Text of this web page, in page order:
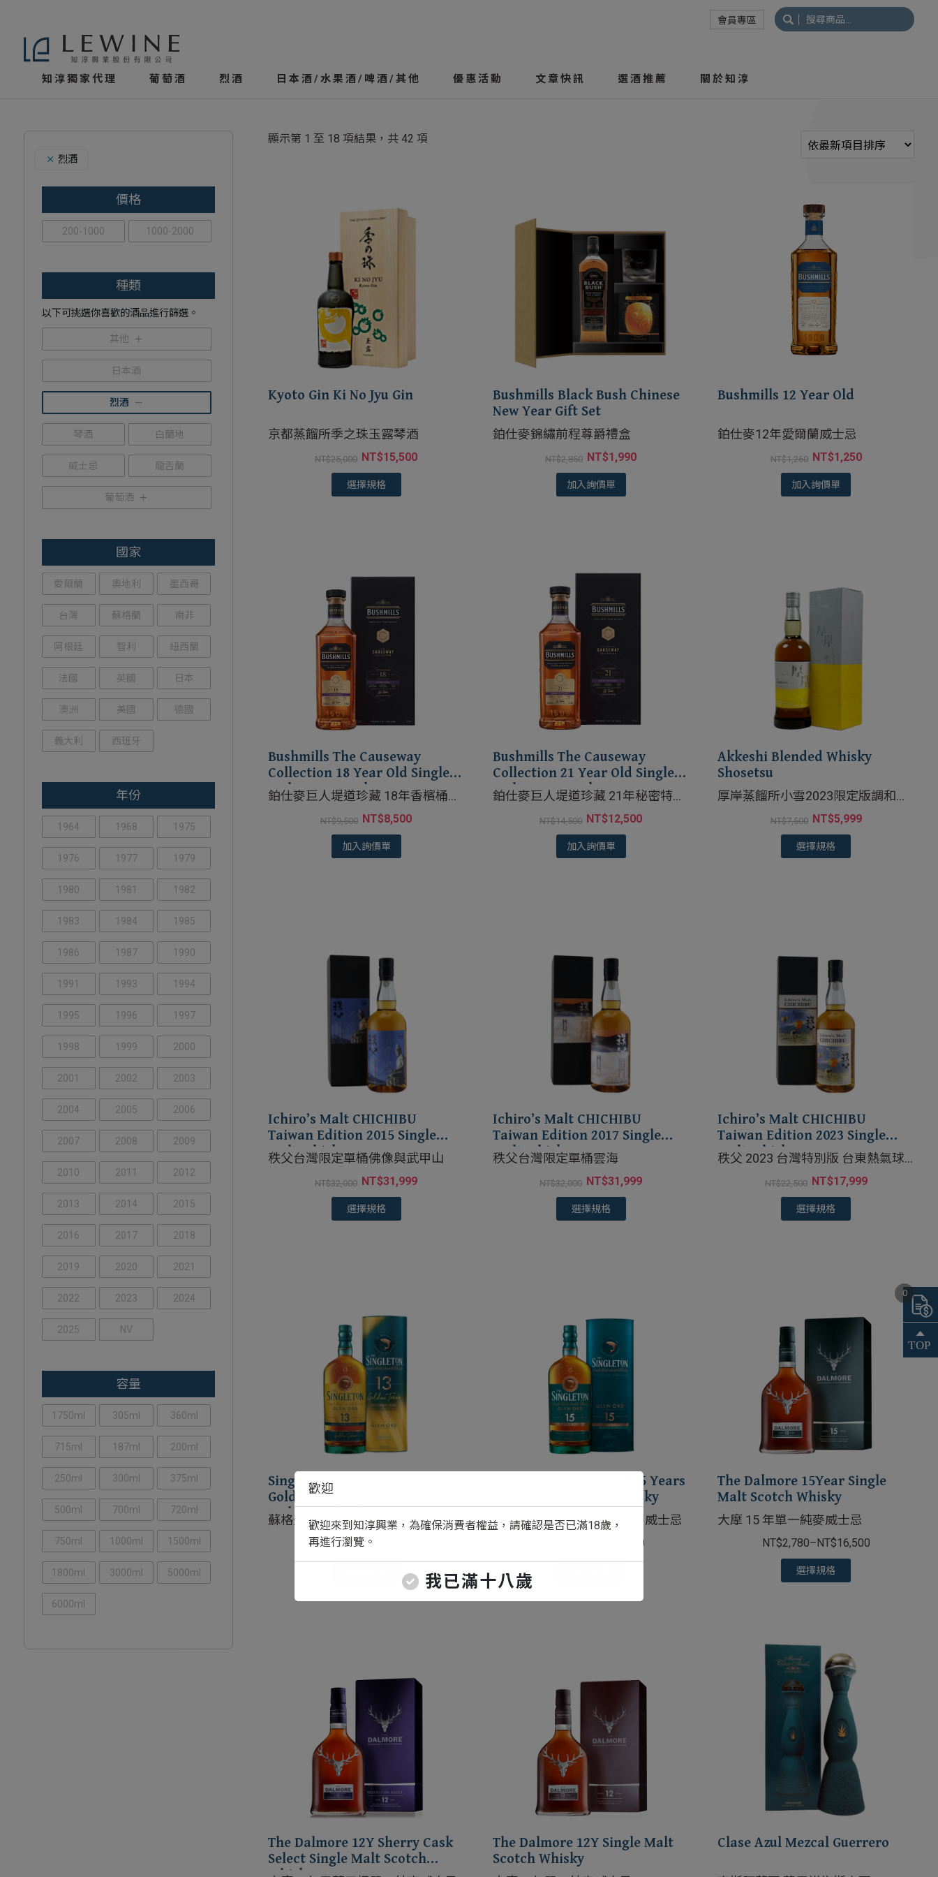
會員專區
搜
尋
歡迎
歡迎來到知淳興業，為確保消費者權益，請確認是否已滿18歲，
再進行瀏覽。
我已滿十八歲
知淳獨家代理 葡萄酒 烈酒 日本酒/水果酒/啤酒/其他 優惠活動 文章快訊 選酒推薦 關於知淳
烈酒
價格
200-1000 1000-2000
種類
以下可挑選你喜歡的酒品進行篩選。
其他
日本酒
烈酒
琴酒 白蘭地
威士忌 龍舌蘭
葡萄酒
國家
愛爾蘭 奧地利 墨西哥
台灣 蘇格蘭 南非
阿根廷 智利 紐西蘭
法國 英國 日本
澳洲 美國 德國
義大利 西班牙
年份
1964 1968 1975
1976 1977 1979
1980 1981 1982
1983 1984 1985
1986 1987 1990
1991 1993 1994
1995 1996 1997
1998 1999 2000
2001 2002 2003
2004 2005 2006
2007 2008 2009
2010 2011 2012
2013 2014 2015
2016 2017 2018
2019 2020 2021
2022 2023 2024
2025 NV
容量
1750ml 305ml 360ml
715ml 187ml 200ml
250ml 300ml 375ml
500ml 700ml 720ml
750ml 1000ml 1500ml
1800ml 3000ml 5000ml
6000ml
顯示第 1 至 18 項結果，共 42 項
Kyoto Gin Ki No Jyu Gin
京都蒸餾所季之珠玉露琴酒
NT$25,000 NT$15,500
選擇規格
Bushmills Black Bush Chinese
New Year Gift Set
鉑仕麥錦繡前程尊爵禮盒
NT$2,850 NT$1,990
加入詢價單
Bushmills 12 Year Old
鉑仕麥12年愛爾蘭威士忌
NT$1,260 NT$1,250
加入詢價單
Bushmills The Causeway
Collection 18 Year Old Single
Malt Cuvee Cask
鉑仕麥巨人堤道珍藏 18年香檳桶單
NT$9,500 NT$8,500
加入詢價單
Bushmills The Causeway
Collection 21 Year Old Single
Malt Cuvee Cask
鉑仕麥巨人堤道珍藏 21年秘密特級
莊園紅酒桶單一麥芽威士忌
NT$14,500 NT$12,500
加入詢價單
Akkeshi Blended Whisky
Shosetsu
厚岸蒸餾所小雪2023限定版調和威
NT$7,500 NT$5,999
選擇規格
Ichiro’s Malt CHICHIBU
Taiwan Edition 2015 Single
Malt Whisky
秩父台灣限定單桶佛像與武甲山
NT$32,000 NT$31,999
選擇規格
Ichiro’s Malt CHICHIBU
Taiwan Edition 2017 Single
Malt Whisky
秩父台灣限定單桶雲海
NT$32,000 NT$31,999
選擇規格
Ichiro’s Malt CHICHIBU
Taiwan Edition 2023 Single
Malt Whisky
秩父 2023 台灣特別版 台東熱氣球
NT$22,500 NT$17,999
選擇規格
Singleton Glen Ord 13Year
Golden Tresor Sauternes Single
Malt Scotch Whisky
蘇格登13年醇金蘇玳桶單一純麥威
NT$1,360–NT$
Singleton Of Glen Ord 15 Years
Single Malt Scotch Whisky
蘇格登15年亞洲版單一純麥威士忌
10,500
The Dalmore 15Year Single
Malt Scotch Whisky
大摩 15 年單一純麥威士忌
NT$2,780–NT$16,500
選擇規格
The Dalmore 12Y Sherry Cask
Select Single Malt Scotch
The Dalmore 12Y Single Malt
Scotch Whisky
Clase Azul Mezcal Guerrero
0